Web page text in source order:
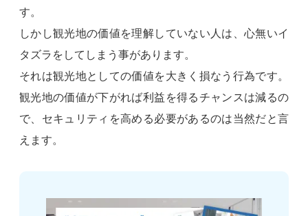
す。
しかし観光地の価値を理解していない人は、心無いイ
タズラをしてしまう事があります。
それは観光地としての価値を大きく損なう行為です。
観光地の価値が下がれば利益を得るチャンスは減るの
で、セキュリティを高める必要があるのは当然だと言
えます。